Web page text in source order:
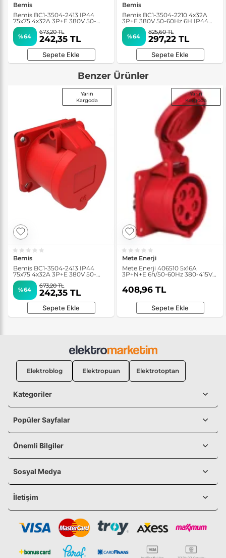
Bemis
Bemis BC1-3504-2413 IP44
75x75 4x32A 3P+E 380V 50-
60Hz 6H Makine Prizi
%64
673,20 TL
242,35 TL
Sepete Ekle
Bemis
Bemis BC1-3504-2210 4x32A
3P+E 380V 50-60Hz 6H IP44
Duvar Fişi
%64
825,60 TL
297,22 TL
Sepete Ekle
Benzer Ürünler
Yarın
Kargoda
Bemis
Bemis BC1-3504-2413 IP44
75x75 4x32A 3P+E 380V 50-
60Hz 6H Makine Prizi
%64
673,20 TL
242,35 TL
Sepete Ekle
Yarın
Kargoda
Mete Enerji
Mete Enerji 406510 5x16A
3P+N+E 6h/50-60Hz 380-415V
Düz Makine Prizi
408,96 TL
Sepete Ekle
Elektroblog Elektropuan Elektrotoptan
Kategoriler
Popüler Sayfalar
Önemli Bilgiler
Sosyal Medya
İletişim